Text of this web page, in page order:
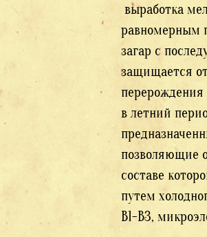
выработка
равномерным
загар с
защищается
перерождения
в летний
позволяющие
составе
путем
В1-В3,